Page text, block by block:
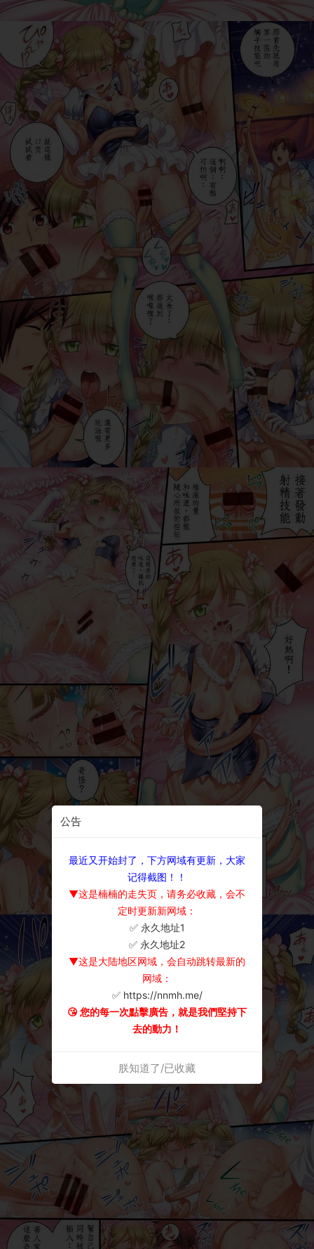
公告
最近又开始封了，下方网域有更新，大家
记得截图！！
▼这是楠楠的走失页，请务必收藏，会不
定时更新新网域：
✅ 永久地址1
✅ 永久地址2
▼这是大陆地区网域，会自动跳转最新的
网域：
✅ https://nnmh.me/
😘 您的每一次點擊廣告，就是我們堅持下
去的動力！
朕知道了/已收藏